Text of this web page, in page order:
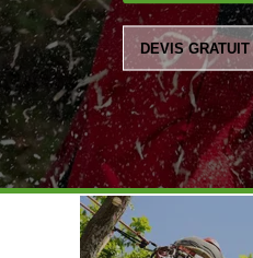
DEVIS GRATUIT